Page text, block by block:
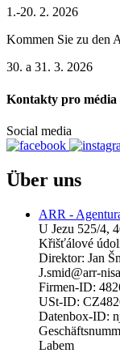
1.-20. 2. 2026
Kommen Sie zu den
30. a 31. 3. 2026
Kontakty pro média
Social media
Über uns
ARR -
U Jezu 525/4,
Křišťálové
Direktor: Jan
J.smid@arr-
Firmen-ID:
USt-ID:
Datenbox-ID:
Labem